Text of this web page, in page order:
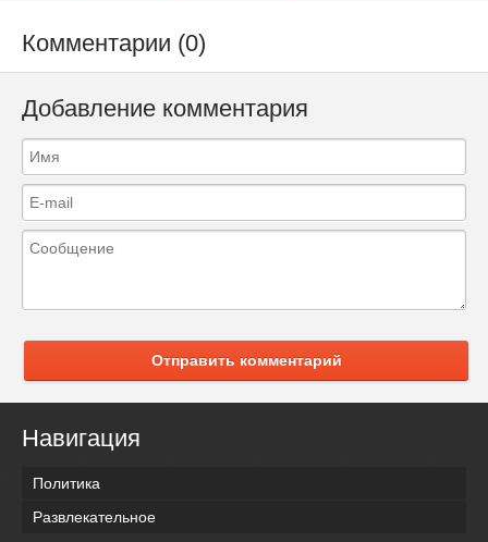
Комментарии (0)
Добавление комментария
Отправить комментарий
Навигация
Политика
Развлекательное